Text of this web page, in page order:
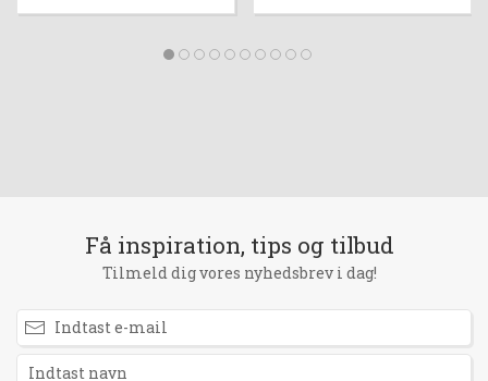
Få inspiration, tips og tilbud
Tilmeld dig vores nyhedsbrev i dag!